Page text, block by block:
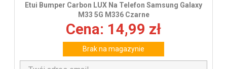
Etui Bumper Carbon LUX Na Telefon Samsung Galaxy
M33 5G M336 Czarne
Cena: 14,99 zł
Brak na magazynie